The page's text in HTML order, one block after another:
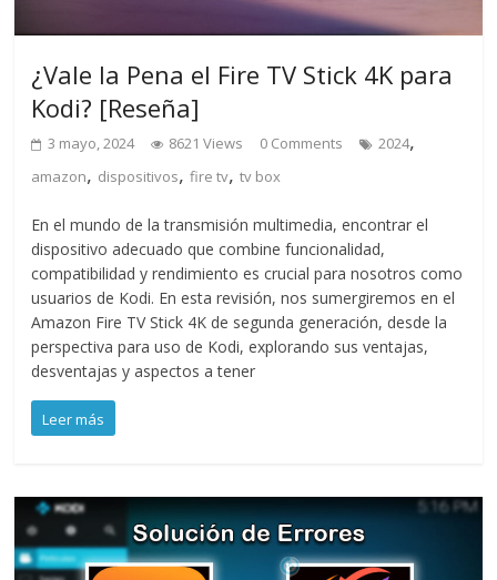
¿Vale la Pena el Fire TV Stick 4K para
Kodi? [Reseña]
3 mayo, 2024 8621 Views 0 Comments 2024,
amazon, dispositivos,fire tv,tv box
En el mundo de la transmisión multimedia, encontrar el
dispositivo adecuado que combine funcionalidad,
compatibilidad y rendimiento es crucial para nosotros como
usuarios de Kodi. En esta revisión, nos sumergiremos en el
Amazon Fire TV Stick 4K de segunda generación, desde la
perspectiva para uso de Kodi, explorando sus ventajas,
desventajas y aspectos a tener
Leer más